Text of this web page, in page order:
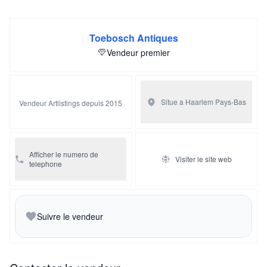
Toebosch Antiques
Vendeur premier
Vendeur Artlistings depuis 2015 Situe a Haarlem Pays-Bas
Afficher le numero de
telephone
Visiter le site web
Suivre le vendeur